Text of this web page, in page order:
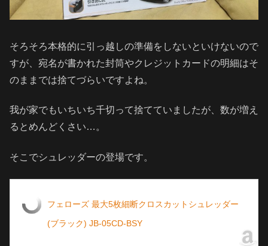
そろそろ本格的に引っ越しの準備をしないといけないので
すが、宛名が書かれた封筒やクレジットカードの明細はそ
のままでは捨てづらいですよね。
我が家でもいちいち千切って捨てていましたが、数が増え
るとめんどくさい…。
そこでシュレッダーの登場です。
フェローズ 最大5枚細断クロスカットシュレッダー
(ブラック) JB-05CD-BSY